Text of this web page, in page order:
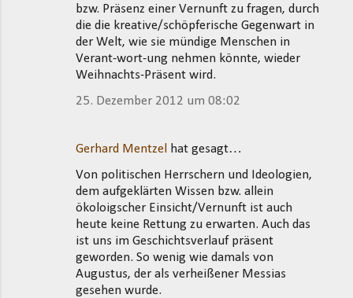
bzw. Präsenz einer Vernunft zu fragen, durch
die die kreative/schöpferische Gegenwart in
der Welt, wie sie mündige Menschen in
Verant-wort-ung nehmen könnte, wieder
Weihnachts-Präsent wird.
25. Dezember 2012 um 08:02
Gerhard Mentzel
hat gesagt…
Von politischen Herrschern und Ideologien,
dem aufgeklärten Wissen bzw. allein
ökoloigscher Einsicht/Vernunft ist auch
heute keine Rettung zu erwarten. Auch das
ist uns im Geschichtsverlauf präsent
geworden. So wenig wie damals von
Augustus, der als verheißener Messias
gesehen wurde.